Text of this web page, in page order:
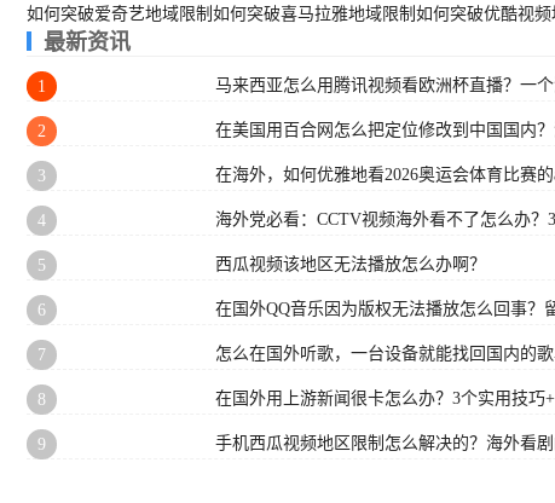
如何突破爱奇艺地域限制 如何突破喜马拉雅地域限制 如何突破优酷视频
最新资讯
1 马来西亚怎么用腾讯视频看欧洲杯直播？一
2 在美国用百合网怎么把定位修改到中国国内
3 在海外，如何优雅地看2026奥运会体育比赛的
4 海外党必看：CCTV视频海外看不了怎么办？
5 西瓜视频该地区无法播放怎么办啊？
6 在国外QQ音乐因为版权无法播放怎么回事？
7 怎么在国外听歌，一台设备就能找回国内的
8 在国外用上游新闻很卡怎么办？3个实用技巧
9 手机西瓜视频地区限制怎么解决的？海外看